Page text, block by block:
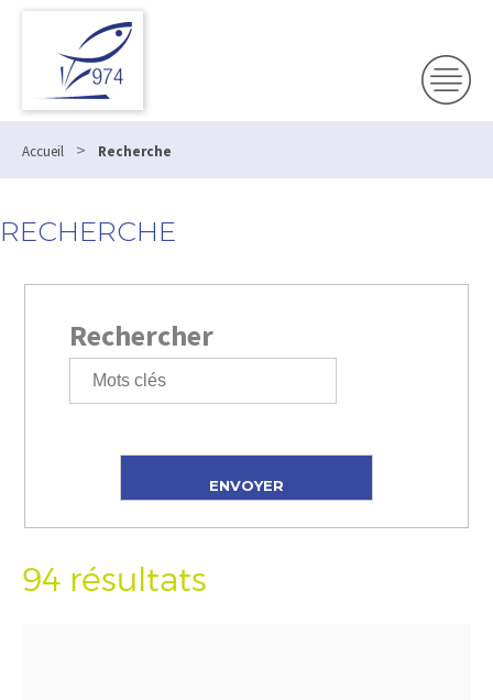
Accueil > Recherche
RECHERCHE
Rechercher
94 résultats